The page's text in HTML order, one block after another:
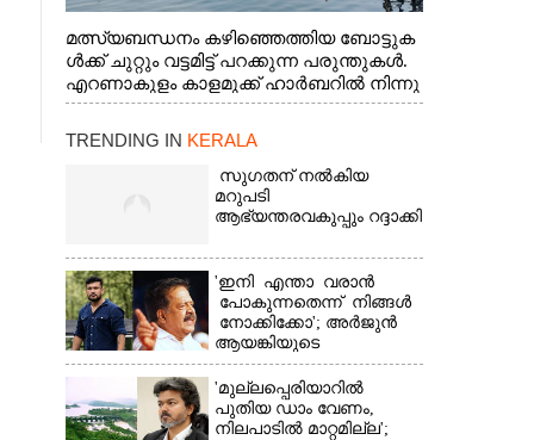
മത്സ്യബന്ധനം കഴിഞ്ഞെത്തിയ ബോട്ടുക
ൾക്ക് ചുറ്റും വട്ടമിട്ട് പറക്കുന്ന പരുന്തുകൾ.
എറണാകുളം കാളമുക്ക് ഹാർബറിൽ നിന്നു
ള്ള കാഴ്ച
TRENDING IN KERALA
സുഗതന് നൽകിയ
മറുപടി
ആഭ്യന്തരവകുപ്പും റദ്ദാക്കി
'ഇനി എന്താ വരാൻ
പോകുന്നതെന്ന് നിങ്ങൾ
നോക്കിക്കോ'; അർജുൻ
ആയങ്കിയുടെ
വെല്ലുവിളിയിൽ രമേശ്
ചെന്നിത്തല
'മുല്ലപ്പെരിയാറിൽ
പുതിയ ഡാം വേണം,
നിലപാടിൽ മാറ്റമില്ല';